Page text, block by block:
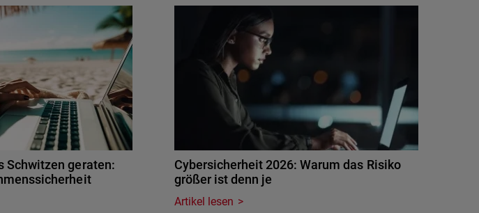
Schwitzen geraten:
Cybersicherheit 2026: Warum das Risiko
größer ist denn je
Artikel lesen